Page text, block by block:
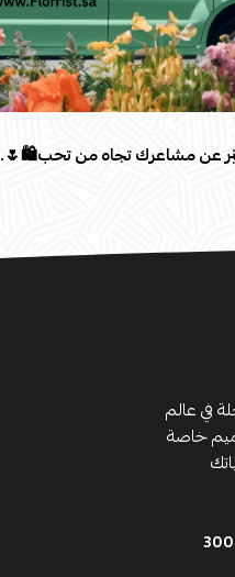
عن مشاعرك تجاه من تحب🛍️🌷.
في عالم
خاصة